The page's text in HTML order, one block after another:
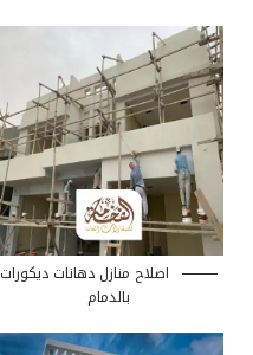
اصلاح منازل دهانات ديكورات
بالدمام